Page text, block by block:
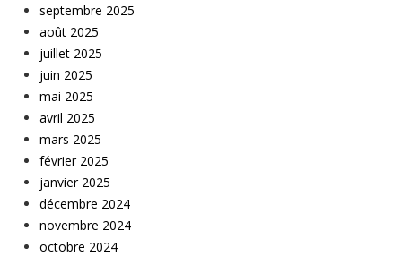
septembre 2025
août 2025
juillet 2025
juin 2025
mai 2025
avril 2025
mars 2025
février 2025
janvier 2025
décembre 2024
novembre 2024
octobre 2024